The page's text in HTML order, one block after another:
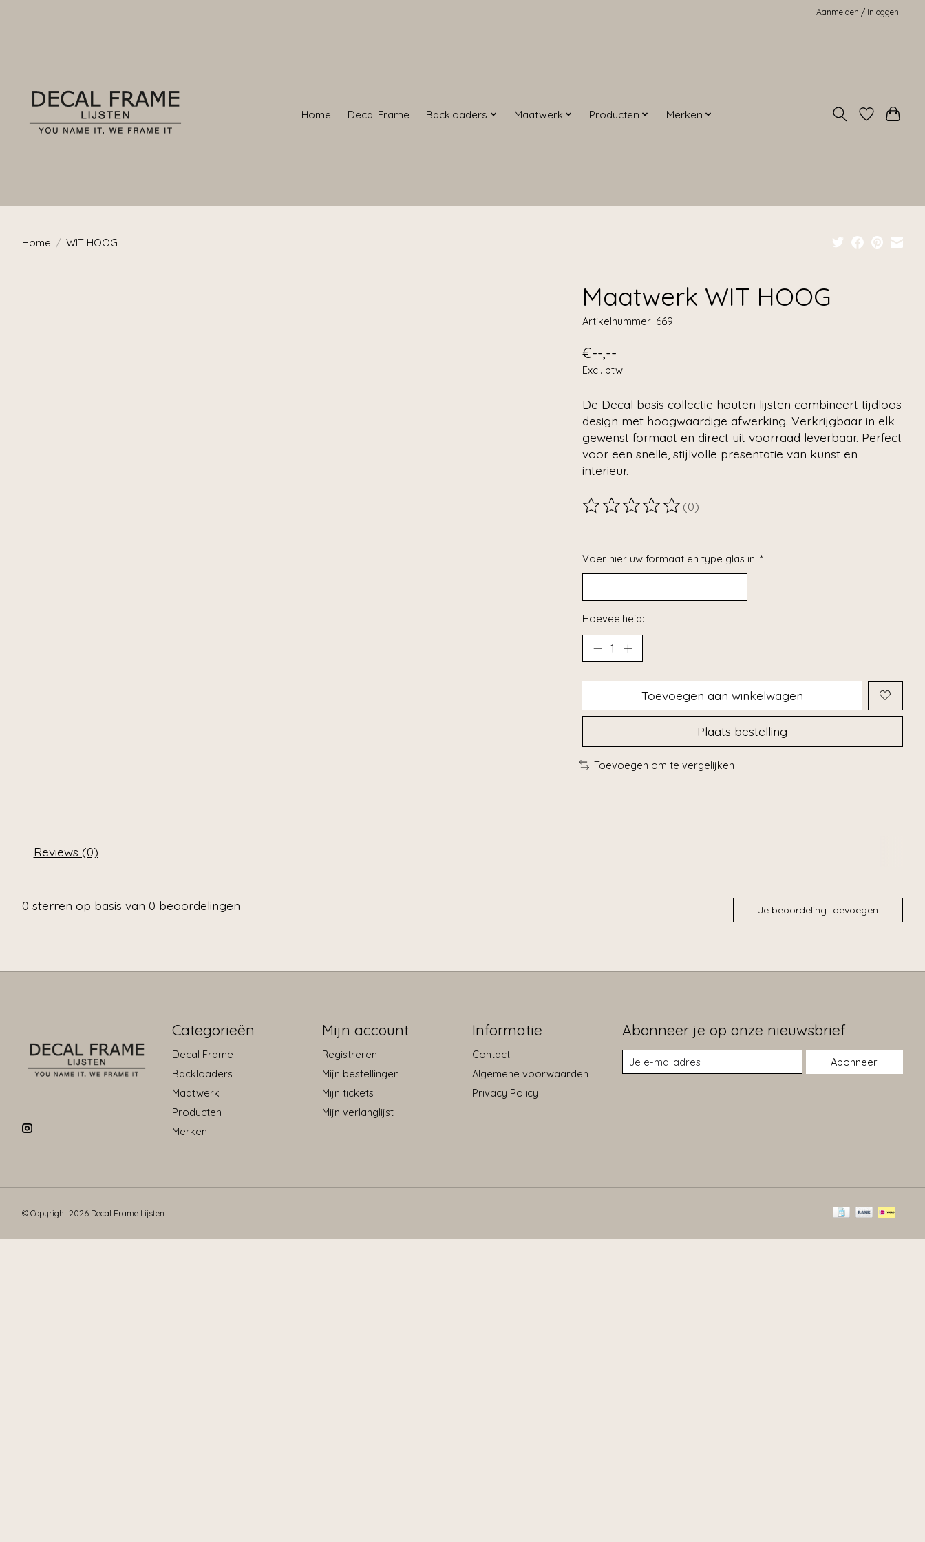
Aanmelden / Inloggen
Home Decal Frame Backloaders Maatwerk Producten Merken
Home / WIT HOOG
Maatwerk WIT HOOG
Artikelnummer: 669
€--,--
Excl. btw
De Decal basis collectie houten lijsten combineert tijdloos
design met hoogwaardige afwerking. Verkrijgbaar in elk
gewenst formaat en direct uit voorraad leverbaar. Perfect
voor een snelle, stijlvolle presentatie van kunst en
interieur.
De beoordeling van dit product is
(0)
Voer hier uw formaat en type glas in: *
Hoeveelheid:
Toevoegen aan winkelwagen
Plaats bestelling
Toevoegen om te vergelijken
Reviews (0)
0 sterren op basis van 0 beoordelingen Je beoordeling toevoegen
Categorieën
Decal Frame
Backloaders
Maatwerk
Producten
Merken
Mijn account
Registreren
Mijn bestellingen
Mijn tickets
Mijn verlanglijst
Informatie
Contact
Algemene voorwaarden
Privacy Policy
Abonneer je op onze nieuwsbrief
Abonneer
© Copyright 2026 Decal Frame Lijsten